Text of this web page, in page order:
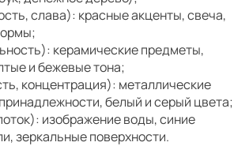
слава): красные акценты, свеча,
керамические предметы,
и бежевые тона;
концентрация): металлические
белый и серый цвета;
изображение воды, синие
зеркальные поверхности.